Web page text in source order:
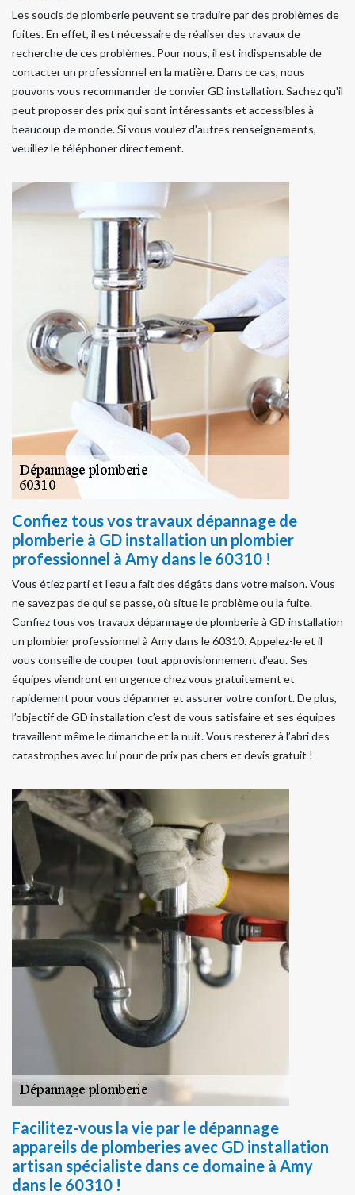
Les soucis de plomberie peuvent se traduire par des problèmes de
fuites. En effet, il est nécessaire de réaliser des travaux de
recherche de ces problèmes. Pour nous, il est indispensable de
contacter un professionnel en la matière. Dans ce cas, nous
pouvons vous recommander de convier GD installation. Sachez qu'il
peut proposer des prix qui sont intéressants et accessibles à
beaucoup de monde. Si vous voulez d'autres renseignements,
veuillez le téléphoner directement.
Confiez tous vos travaux dépannage de
plomberie à GD installation un plombier
professionnel à Amy dans le 60310 !
Vous étiez parti et l’eau a fait des dégâts dans votre maison. Vous
ne savez pas de qui se passe, où situe le problème ou la fuite.
Confiez tous vos travaux dépannage de plomberie à GD installation
un plombier professionnel à Amy dans le 60310. Appelez-le et il
vous conseille de couper tout approvisionnement d’eau. Ses
équipes viendront en urgence chez vous gratuitement et
rapidement pour vous dépanner et assurer votre confort. De plus,
l’objectif de GD installation c’est de vous satisfaire et ses équipes
travaillent même le dimanche et la nuit. Vous resterez à l’abri des
catastrophes avec lui pour de prix pas chers et devis gratuit !
Facilitez-vous la vie par le dépannage
appareils de plomberies avec GD installation
artisan spécialiste dans ce domaine à Amy
dans le 60310 !